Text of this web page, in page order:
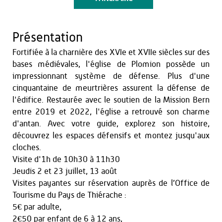
Présentation
Fortifiée à la charnière des XVIe et XVIIe siècles sur des
bases médiévales, l'église de Plomion possède un
impressionnant système de défense. Plus d'une
cinquantaine de meurtrières assurent la défense de
l'édifice. Restaurée avec le soutien de la Mission Bern
entre 2019 et 2022, l'église a retrouvé son charme
d'antan. Avec votre guide, explorez son histoire,
découvrez les espaces défensifs et montez jusqu'aux
cloches.
Visite d'1h de 10h30 à 11h30
Jeudis 2 et 23 juillet, 13 août
Visites payantes sur réservation auprès de l’Office de
Tourisme du Pays de Thiérache :
5€ par adulte,
2€50 par enfant de 6 à 12 ans,